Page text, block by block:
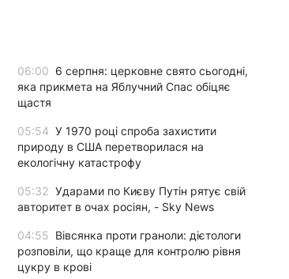
06:00 6 серпня: церковне свято сьогодні,
яка прикмета на Яблучний Спас обіцяє
щастя
05:54 У 1970 році спроба захистити
природу в США перетворилася на
екологічну катастрофу
05:32 Ударами по Києву Путін рятує свій
авторитет в очах росіян, - Sky News
04:55 Вівсянка проти граноли: дієтологи
розповіли, що краще для контролю рівня
цукру в крові